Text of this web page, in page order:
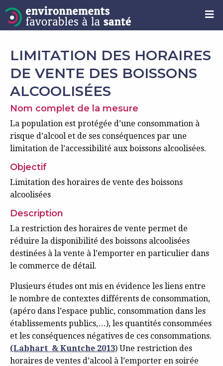
LIMITATION DES HORAIRES
DE VENTE DES BOISSONS
ALCOOLISÉES
Nom complet de la mesure
La population est protégée d’une consommation à
risque d’alcool et de ses conséquences par une
limitation de l’accessibilité aux boissons alcoolisées.
Objectif
Limitation des horaires de vente des boissons
alcoolisées
Description
La restriction des horaires de vente permet de
réduire la disponibilité des boissons alcoolisées
destinées à la vente à l’emporter en particulier dans
le commerce de détail.
Plusieurs études ont mis en évidence les liens entre
le nombre de contextes différents de consommation,
(apéro dans l’espace public, consommation dans les
établissements publics,…), les quantités consommées
et les conséquences négatives de ces consommations.
(Labhart & Kuntche 2013) Une restriction des
horaires de ventes d’alcool à l’emporter en soirée